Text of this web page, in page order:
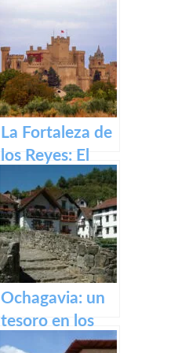
Irati
La Fortaleza de
los Reyes: El
Castillo de Olite
Ochagavia: un
tesoro en los
Pirineos